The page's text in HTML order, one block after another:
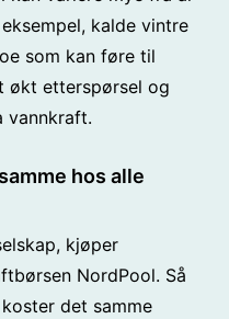
kalde vintre
som kan føre til
økt etterspørsel og
vannkraft.
hos alle
kjøper
NordPool. Så
det samme